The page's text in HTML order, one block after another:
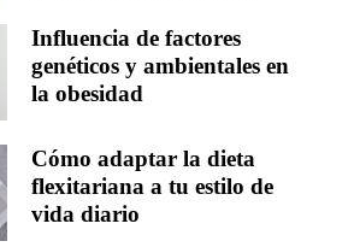
Influencia de factores
genéticos y ambientales en
la obesidad
Cómo adaptar la dieta
flexitariana a tu estilo de
vida diario